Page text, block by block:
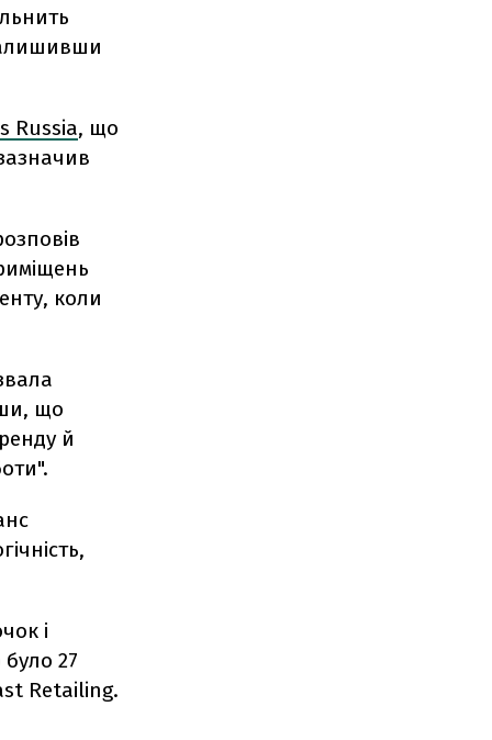
Russia, що
коли
що
й
і
27
Retailing.